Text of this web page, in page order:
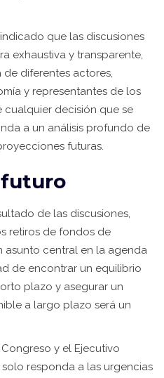
que las discusiones
exhaustiva y transparente,
diferentes actores,
y representantes de los
cualquier decisión que se
a un análisis profundo de
futuras.
futuro
de las discusiones,
retiros de fondos de
asunto central en la agenda
de encontrar un equilibrio
plazo y asegurar un
a largo plazo será un
y el Ejecutivo
responda a las urgencias